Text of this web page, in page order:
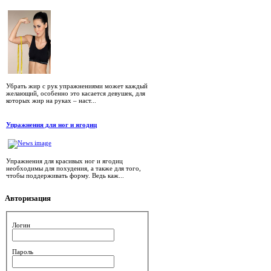
Убрать жир с рук упражнениями может каждый
желающий, особенно это касается девушек, для
которых жир на руках – наст...
Упражнения для ног и ягодиц
Упражнения для красивых ног и ягодиц
необходимы для похудения, а также для того,
чтобы поддерживать форму. Ведь каж...
Авторизация
Логин
Пароль